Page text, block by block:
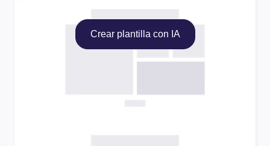
Crear plantilla con IA